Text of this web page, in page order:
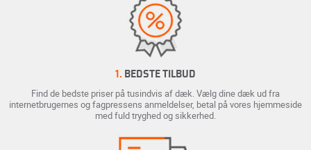
1. BEDSTE TILBUD
Find de bedste priser på tusindvis af dæk. Vælg dine dæk ud fra
internetbrugernes og fagpressens anmeldelser, betal på vores hjemmeside
med fuld tryghed og sikkerhed.